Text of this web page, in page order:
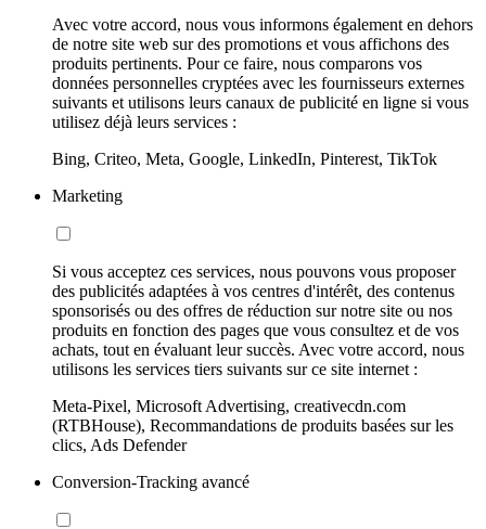
Avec votre accord, nous vous informons également en dehors
de notre site web sur des promotions et vous affichons des
produits pertinents. Pour ce faire, nous comparons vos
données personnelles cryptées avec les fournisseurs externes
suivants et utilisons leurs canaux de publicité en ligne si vous
utilisez déjà leurs services :
Bing, Criteo, Meta, Google, LinkedIn, Pinterest, TikTok
Marketing
Si vous acceptez ces services, nous pouvons vous proposer
des publicités adaptées à vos centres d'intérêt, des contenus
sponsorisés ou des offres de réduction sur notre site ou nos
produits en fonction des pages que vous consultez et de vos
achats, tout en évaluant leur succès. Avec votre accord, nous
utilisons les services tiers suivants sur ce site internet :
Meta-Pixel, Microsoft Advertising, creativecdn.com
(RTBHouse), Recommandations de produits basées sur les
clics, Ads Defender
Conversion-Tracking avancé